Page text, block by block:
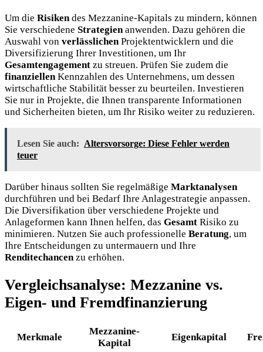
Um die Risikendes Mezzanine-Kapitals zu mindern, können
Sie verschiedene Strategienanwenden. Dazu gehören die
Auswahl von verlässlichenProjektentwicklern und die
Diversifizierung Ihrer Investitionen, um Ihr
Gesamtengagement zu streuen. Prüfen Sie zudem die
finanziellenKennzahlen des Unternehmens, um dessen
wirtschaftliche Stabilität besser zu beurteilen. Investieren
Sie nur in Projekte, die Ihnen transparente Informationen
und Sicherheiten bieten, um Ihr Risiko weiter zu reduzieren.
Lesen Sie auch: Altersvorsorge: Diese Fehler werden
teuer
Darüber hinaus sollten Sie regelmäßige Marktanalysen
durchführen und bei Bedarf Ihre Anlagestrategie anpassen.
Die Diversifikation über verschiedene Projekte und
Anlageformen kann Ihnen helfen, das Gesamt Risiko zu
minimieren. Nutzen Sie auch professionelle Beratung, um
Ihre Entscheidungen zu untermauern und Ihre
Renditechancenzu erhöhen.
Vergleichsanalyse: Mezzanine vs.
Eigen- und Fremdfinanzierung
Merkmale
Mezzanine-
Kapital
Eigenkapital